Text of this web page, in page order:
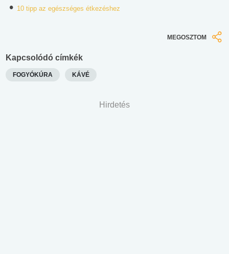
10 tipp az egészséges étkezéshez
MEGOSZTOM
Kapcsolódó címkék
FOGYÓKÚRA KÁVÉ
Hirdetés